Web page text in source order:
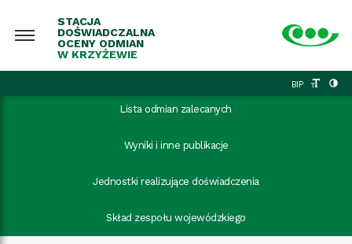
STACJA
DOŚWIADCZALNA
OCENY ODMIAN
W KRZYŻEWIE
BIP
Lista odmian zalecanych
Wyniki i inne publikacje
Jednostki realizujące doświadczenia
Skład zespołu wojewódzkiego